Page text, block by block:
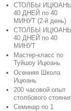
СТОЛБЫ
40 ДНЕЙ по 40
МИНУТ (2-й день)
СТОЛБЫ
40 ДНЕЙ по 40
МИНУТ
Мастер-класс по
Туйшоу Ицюань
Осенняя Школа
Ицюань
200 часовой опыт
столбового стояния
Семинар по 1